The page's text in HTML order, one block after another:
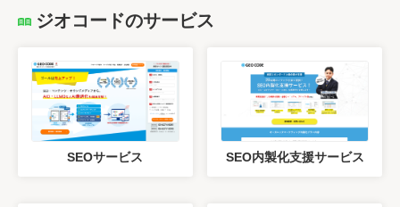
ジオコードのサービス
SEOサービス SEO内製化支援サービス